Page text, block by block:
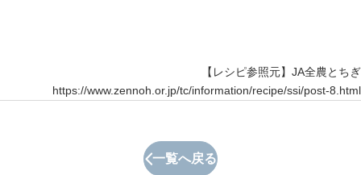
【レシピ参照元】JA全農とちぎ
https://www.zennoh.or.jp/tc/information/recipe/ssi/post-8.html
一覧へ戻る